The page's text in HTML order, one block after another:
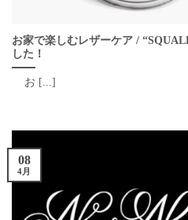
お家で楽しむレザーケア /
した！
お [...]
08
4月